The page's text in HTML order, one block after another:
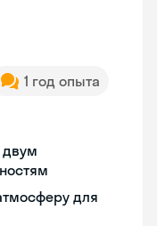
1 год опыта
двум
для